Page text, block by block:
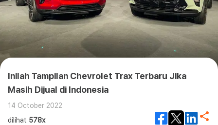
Inilah Tampilan Chevrolet Trax Terbaru Jika
Masih Dijual di Indonesia
14 October 2022
dilihat 578x